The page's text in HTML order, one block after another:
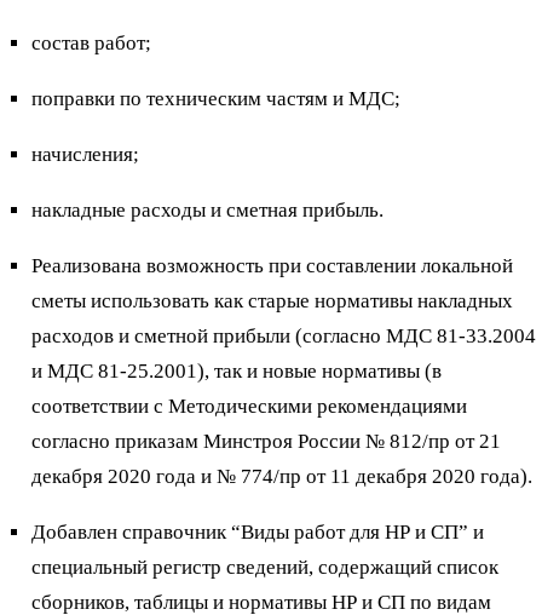
состав работ;
поправки по техническим частям и МДС;
начисления;
накладные расходы и сметная прибыль.
Реализована возможность при составлении локальной
сметы использовать как старые нормативы накладных
расходов и сметной прибыли (согласно МДС 81-33.2004
и МДС 81-25.2001), так и новые нормативы (в
соответствии с Методическими рекомендациями
согласно приказам Минстроя России № 812/пр от 21
декабря 2020 года и № 774/пр от 11 декабря 2020 года).
Добавлен справочник “Виды работ для НР и СП” и
специальный регистр сведений, содержащий список
сборников, таблицы и нормативы НР и СП по видам